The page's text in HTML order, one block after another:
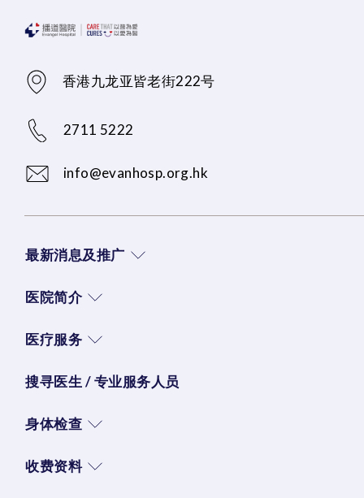
香港九龙亚皆老街222号
2711 5222
info@evanhosp.org.hk
最新消息及推广
医院简介
医疗服务
搜寻医生 / 专业服务人员
身体检查
收费资料